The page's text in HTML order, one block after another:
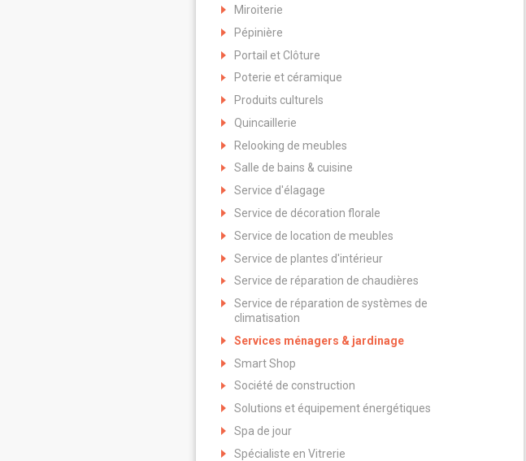
Miroiterie
Pépinière
Portail et Clôture
Poterie et céramique
Produits culturels
Quincaillerie
Relooking de meubles
Salle de bains & cuisine
Service d'élagage
Service de décoration florale
Service de location de meubles
Service de plantes d'intérieur
Service de réparation de chaudières
Service de réparation de systèmes de
climatisation
Services ménagers & jardinage
Smart Shop
Société de construction
Solutions et équipement énergétiques
Spa de jour
Spécialiste en Vitrerie